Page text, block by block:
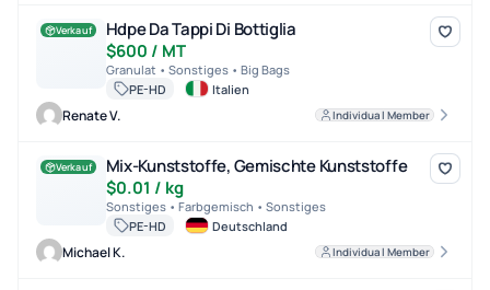
Hdpe Da Tappi Di Bottiglia
Verkauf
Hdpe Da Tappi Di Bottiglia
$600 / MT
Granulat • Sonstiges • Big Bags
PE-HD
Italien
Renate V. Individual Member
Mix-Kunststoffe, Gemischte Kunststoffe
Verkauf
Mix-Kunststoffe, Gemischte Kunststoffe
$0.01 / kg
Sonstiges • Farbgemisch • Sonstiges
PE-HD
Deutschland
Michael K. Individual Member